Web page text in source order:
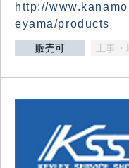
http://
eyama/products
販売可 工事・